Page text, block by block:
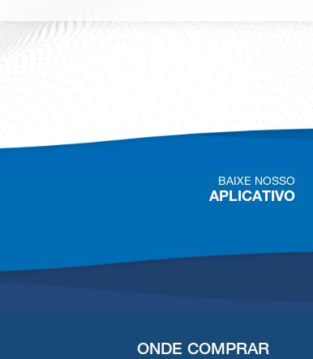
BAIXE NOSSO
APLICATIVO
ONDE COMPRAR